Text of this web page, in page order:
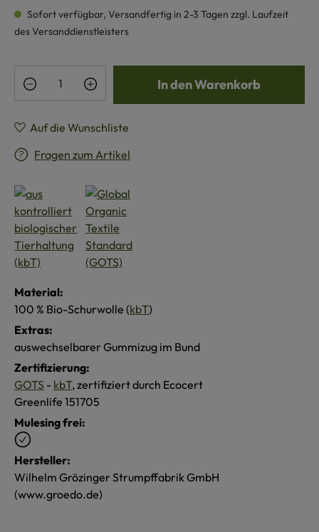
Sofort verfügbar, Versandfertig in 2-3 Tagen zzgl. Laufzeit
des Versanddienstleisters
Produkt Anzahl: Gib den gewünschten
In den Warenkorb
Auf die Wunschliste
Fragen zum Artikel
Material:
100 % Bio-Schurwolle (kbT)
Extras:
auswechselbarer Gummizug im Bund
Zertifizierung:
GOTS - kbT, zertifiziert durch Ecocert
Greenlife 151705
Mulesing frei:
Hersteller:
Wilhelm Grözinger Strumpffabrik GmbH
(www.groedo.de)